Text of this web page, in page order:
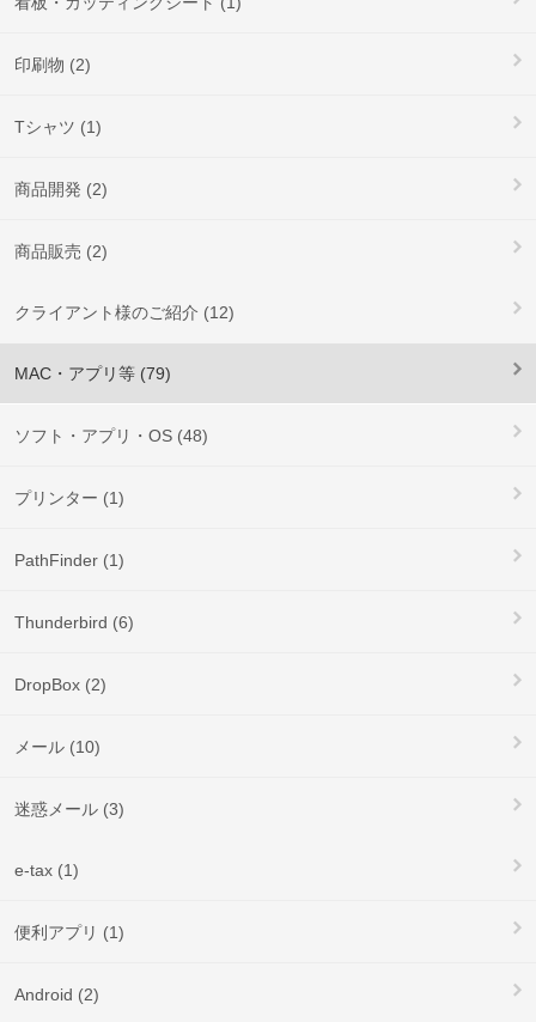
印刷物 (2)
Tシャツ (1)
商品開発 (2)
商品販売 (2)
クライアント様のご紹介 (12)
MAC・アプリ等 (79)
ソフト・アプリ・OS (48)
プリンター (1)
PathFinder (1)
Thunderbird (6)
DropBox (2)
メール (10)
迷惑メール (3)
e-tax (1)
便利アプリ (1)
Android (2)